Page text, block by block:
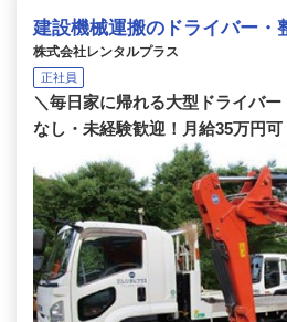
建設機械運搬のドライバー・
株式会社レンタルプラス
正社員
＼毎日家に帰れる大型ドライバ
なし・未経験歓迎！月給35万円可